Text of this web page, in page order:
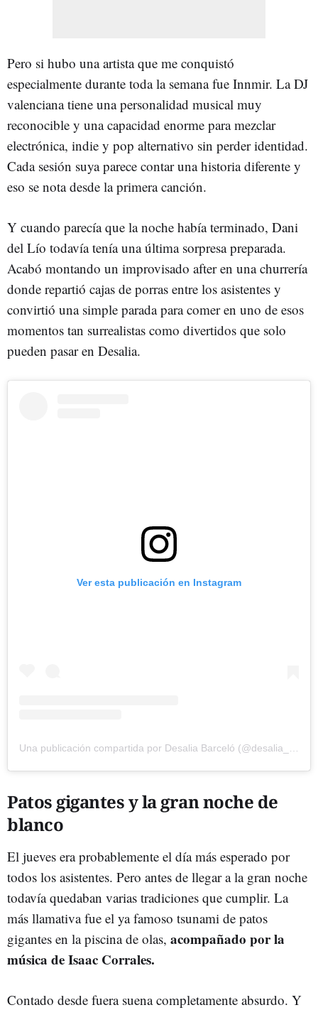
Pero si hubo una artista que me conquistó
especialmente durante toda la semana fue Innmir. La DJ
valenciana tiene una personalidad musical muy
reconocible y una capacidad enorme para mezclar
electrónica, indie y pop alternativo sin perder identidad.
Cada sesión suya parece contar una historia diferente y
eso se nota desde la primera canción.
Y cuando parecía que la noche había terminado, Dani
del Lío todavía tenía una última sorpresa preparada.
Acabó montando un improvisado after en una churrería
donde repartió cajas de porras entre los asistentes y
convirtió una simple parada para comer en uno de esos
momentos tan surrealistas como divertidos que solo
pueden pasar en Desalia.
Ver esta publicación en Instagram
Una publicación compartida por Desalia Barceló (@desalia_barcelo)
Patos gigantes y la gran noche de
blanco
El jueves era probablemente el día más esperado por
todos los asistentes. Pero antes de llegar a la gran noche
todavía quedaban varias tradiciones que cumplir. La
más llamativa fue el ya famoso tsunami de patos
gigantes en la piscina de olas, acompañado por la
música de Isaac Corrales.
Contado desde fuera suena completamente absurdo. Y